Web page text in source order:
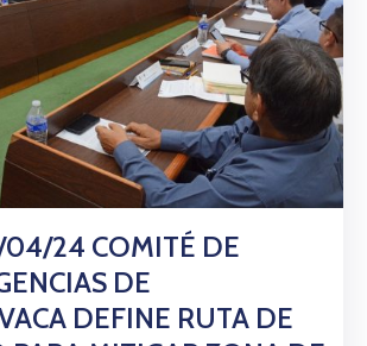
04/24 COMITÉ DE
DE
DEFINE RUTA DE